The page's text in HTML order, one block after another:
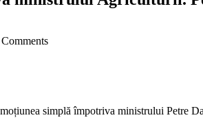
simplă împotriva ministrului Petre